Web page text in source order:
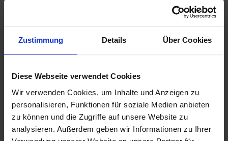
Zustimmung Details Über Cookies
Diese Webseite verwendet Cookies
Wir verwenden Cookies, um Inhalte und Anzeigen zu
personalisieren, Funktionen für soziale Medien anbieten
zu können und die Zugriffe auf unsere Website zu
analysieren. Außerdem geben wir Informationen zu Ihrer
Private Lecturer M.D. Panagiotis Theodorou
Treatment prices
Media & Press